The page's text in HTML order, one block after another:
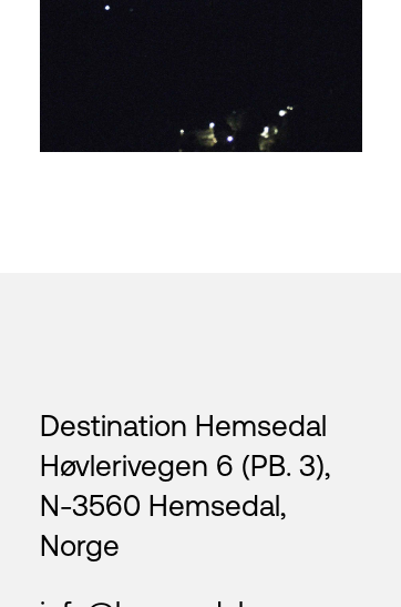
Destination Hemsedal
Høvlerivegen 6 (PB. 3),
N-3560 Hemsedal,
Norge